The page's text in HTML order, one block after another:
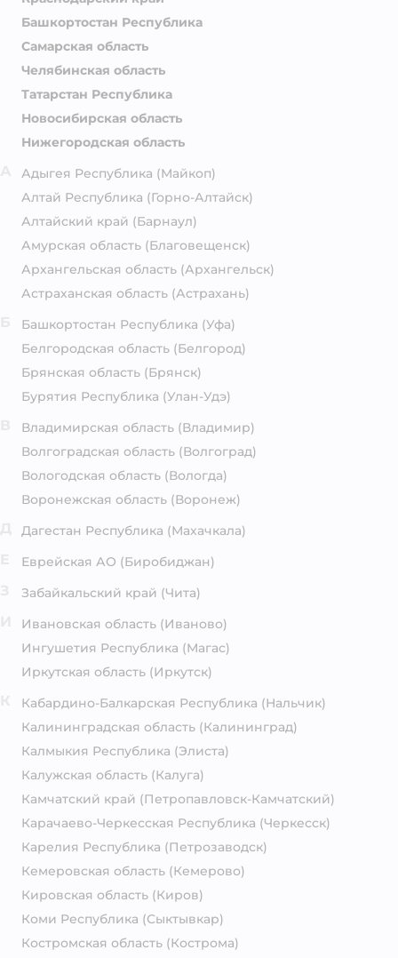
Башкортостан Республика
Самарская область
Челябинская область
Татарстан Республика
Новосибирская область
Нижегородская область
Адыгея Республика (Майкоп)
Алтай Республика (Горно-Алтайск)
Алтайский край (Барнаул)
Амурская область (Благовещенск)
Архангельская область (Архангельск)
Астраханская область (Астрахань)
Башкортостан Республика (Уфа)
Белгородская область (Белгород)
Брянская область (Брянск)
Бурятия Республика (Улан-Удэ)
Владимирская область (Владимир)
Волгоградская область (Волгоград)
Вологодская область (Вологда)
Воронежская область (Воронеж)
Дагестан Республика (Махачкала)
Еврейская АО (Биробиджан)
Забайкальский край (Чита)
Ивановская область (Иваново)
Ингушетия Республика (Магас)
Иркутская область (Иркутск)
Кабардино-Балкарская Республика (Нальчик)
Калининградская область (Калининград)
Калмыкия Республика (Элиста)
Калужская область (Калуга)
Камчатский край (Петропавловск-Камчатский)
Карачаево-Черкесская Республика (Черкесск)
Карелия Республика (Петрозаводск)
Кемеровская область (Кемерово)
Кировская область (Киров)
Коми Республика (Сыктывкар)
Костромская область (Кострома)